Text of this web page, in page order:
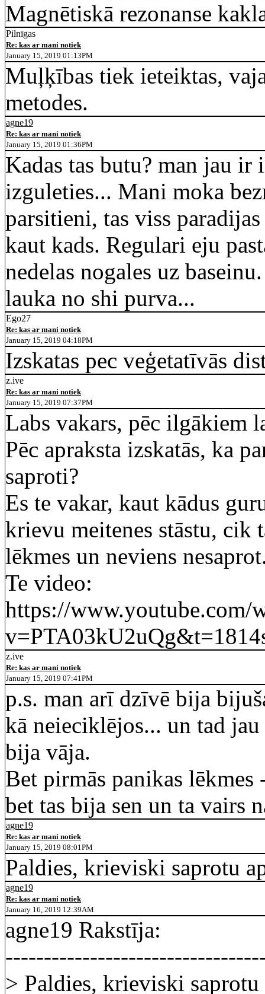
Magnētiskā rezonanse
Pilnīgas
Re: kas ar mani notiek
January 15, 2019 01:13PM
Muļķības tiek ieteiktas,
metodes.
agne19
Re: kas ar mani notiek
January 15, 2019 01:36PM
Kadas tas butu? man jau ir
izguleties... Mani moka
parsitieni, tas viss
kaut kads. Regulari eju
nedelas nogales uz
lauka no shi purva...
Ego27
Re: kas ar mani notiek
January 15, 2019 04:18PM
Izskatas pec veģetatīvās
z.ive
Re: kas ar mani notiek
January 15, 2019 07:37PM
Labs vakars, pēc ilgākiem
Pēc apraksta izskatās, ka
saproti?
Es te vakar, kaut kādus
krievu meitenes stāstu, cik
lēkmes un neviens
Te video:
https://www.youtube.com/
z.ive
Re: kas ar mani notiek
January 15, 2019 07:41PM
p.s. man arī dzīvē bija
kā neieciklējos... un tad
bija vāja.
Bet pirmās panikas
bet tas bija sen un ta vairs
agne19
Re: kas ar mani notiek
January 15, 2019 08:01PM
Paldies, krieviski saprotu
agne19
Re: kas ar mani notiek
January 16, 2019 12:39AM
agne19 Rakstīja:
> Paldies, krieviski saprotu